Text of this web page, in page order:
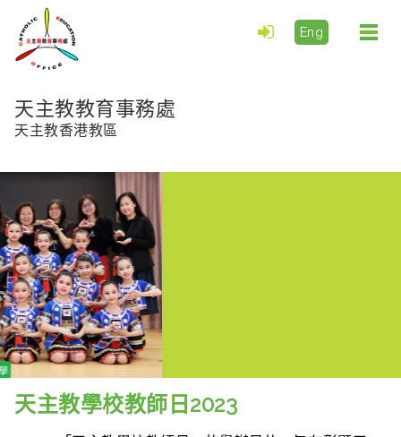
Eng
天主教教育事務處
天主教香港教區
天主教學校教師日2023